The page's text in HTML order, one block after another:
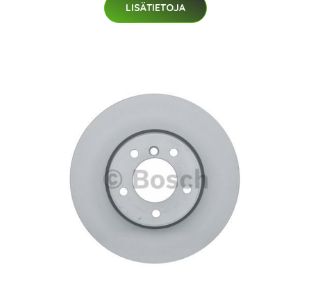
LISÄTIETOJA